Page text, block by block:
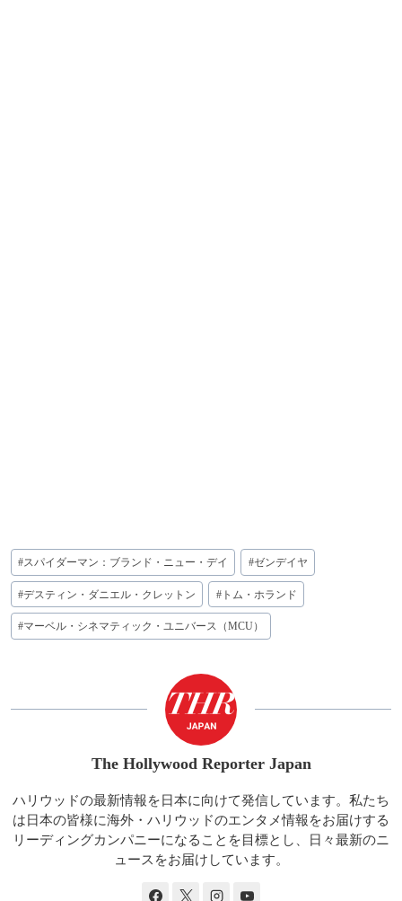
投
稿
タ
グ:
#スパイダーマン：ブランド・ニュー・デイ #ゼンデイヤ
#デスティン・ダニエル・クレットン #トム・ホランド
#マーベル・シネマティック・ユニバース（MCU）
The Hollywood Reporter Japan
ハリウッドの最新情報を日本に向けて発信しています。私たち
は日本の皆様に海外・ハリウッドのエンタメ情報をお届けする
リーディングカンパニーになることを目標とし、日々最新のニ
ュースをお届けしています。